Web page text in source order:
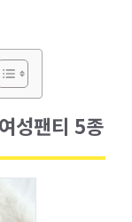
성팬티 5종